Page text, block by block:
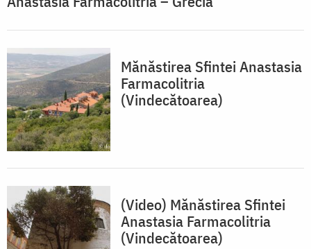
Mănăstirea Sfintei Anastasia
Farmacolitria
(Vindecătoarea)
(Video) Mănăstirea Sfintei
Anastasia Farmacolitria
(Vindecătoarea)